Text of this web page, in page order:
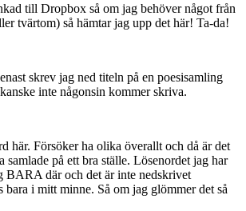
till Dropbox så om jag behöver något från
tvärtom) så hämtar jag upp det här! Ta-da!
skrev jag ned titeln på en poesisamling
inte någonsin kommer skriva.
här. Försöker ha olika överallt och då är det
på ett bra ställe. Lösenordet jag har
BARA där och det är inte nedskrivet
bara i mitt minne. Så om jag glömmer det så